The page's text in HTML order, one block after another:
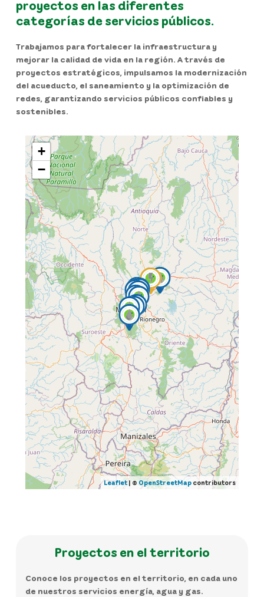
proyectos en las diferentes
categorías de servicios públicos.
Trabajamos para fortalecer la infraestructura y
mejorar la calidad de vida en la región. A través de
proyectos estratégicos, impulsamos la modernización
del acueducto, el saneamiento y la optimización de
redes, garantizando servicios públicos confiables y
sostenibles.
+
−
Leaflet| © OpenStreetMap contributors
Proyectos en el territorio
Conoce los proyectos en el territorio, en cada uno
de nuestros servicios energía, agua y gas.